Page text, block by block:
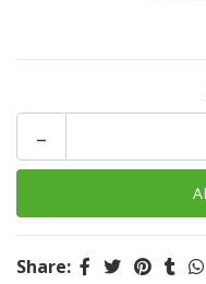
-
Share: